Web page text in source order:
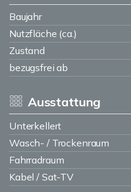
Baujahr
Nutzfläche (ca.)
Zustand
bezugsfrei ab
Ausstattung
Unterkellert
Wasch- / Trockenraum
Fahrradraum
Kabel / Sat-TV